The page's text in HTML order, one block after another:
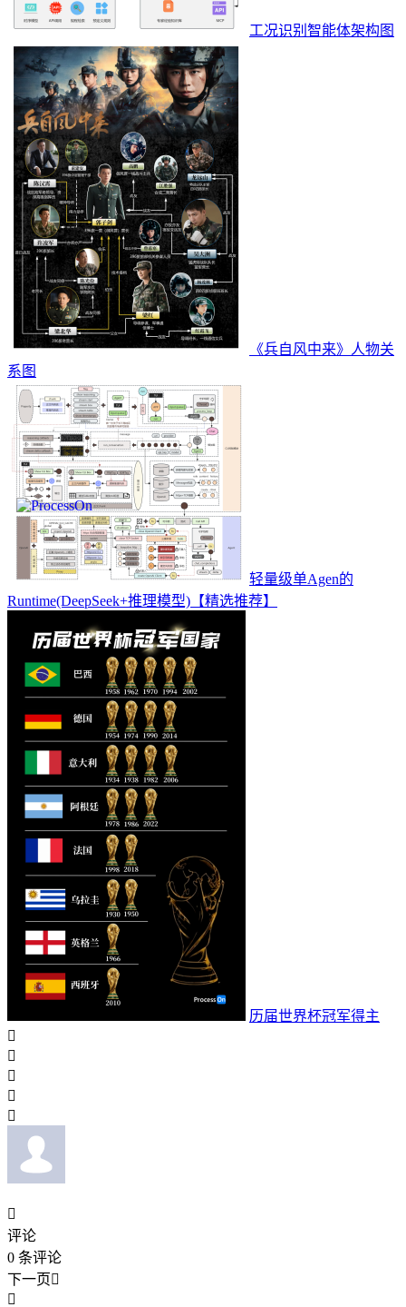
工况识别智能体架构图
《兵自风中来》人物关
系图
轻量级单Agen的
Runtime(DeepSeek+推理模型)【精选推荐】
历届世界杯冠军得主






评论
0 条评论
下一页
